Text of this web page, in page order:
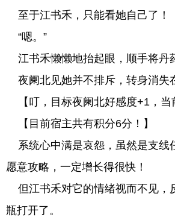
至于江书禾，只能看她自己了！
“嗯。”
江书禾懒懒地抬起眼，顺手将丹
夜阑北见她并不排斥，转身消失
【叮，目标夜阑北好感度+1，当
【目前宿主共有积分6分！】
系统心中满是哀怨，虽然是支线
愿意攻略，一定增长得很快！
但江书禾对它的情绪视而不见，
瓶打开了。